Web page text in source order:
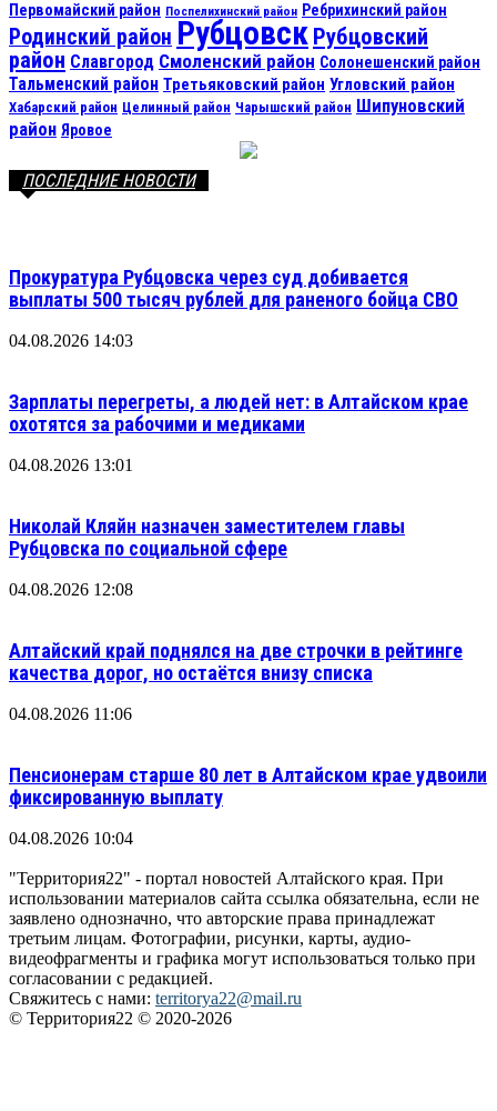
Первомайский район Поспелихинский район Ребрихинский район
Родинский район Рубцовск Рубцовский
район Славгород Смоленский район Солонешенский район
Тальменский район Третьяковский район Угловский район
Хабарский район Целинный район Чарышский район Шипуновский
район Яровое
ПОСЛЕДНИЕ НОВОСТИ
Прокуратура Рубцовска через суд добивается
выплаты 500 тысяч рублей для раненого бойца СВО
04.08.2026 14:03
Зарплаты перегреты, а людей нет: в Алтайском крае
охотятся за рабочими и медиками
04.08.2026 13:01
Николай Кляйн назначен заместителем главы
Рубцовска по социальной сфере
04.08.2026 12:08
Алтайский край поднялся на две строчки в рейтинге
качества дорог, но остаётся внизу списка
04.08.2026 11:06
Пенсионерам старше 80 лет в Алтайском крае удвоили
фиксированную выплату
04.08.2026 10:04
"Территория22" - портал новостей Алтайского края. При
использовании материалов сайта ссылка обязательна, если не
заявлено однозначно, что авторские права принадлежат
третьим лицам. Фотографии, рисунки, карты, аудио-
видеофрагменты и графика могут использоваться только при
согласовании с редакцией.
Свяжитесь с нами: territorya22@mail.ru
© Территория22 © 2020-2026